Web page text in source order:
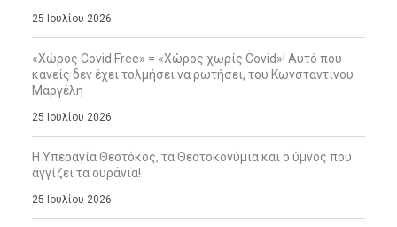
25 Ιουλίου 2026
«Χώρος Covid Free» = «Χώρος χωρίς Covid»! Αυτό που
κανείς δεν έχει τολμήσει να ρωτήσει, του Κωνσταντίνου
Μαργέλη
25 Ιουλίου 2026
Η Υπεραγία Θεοτόκος, τα Θεοτοκονύμια και ο ύμνος που
αγγίζει τα ουράνια!
25 Ιουλίου 2026